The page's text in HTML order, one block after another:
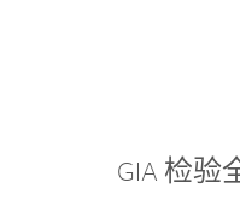
GIA 检验